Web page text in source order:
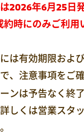
2026年6月25日
約時にのみご利用
は有効期限およ
、注意事項をご
ンは予告なく終
しくは営業スタ